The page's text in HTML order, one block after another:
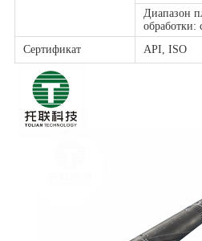
Диапазон
обработки:
Сертификат
API, ISO